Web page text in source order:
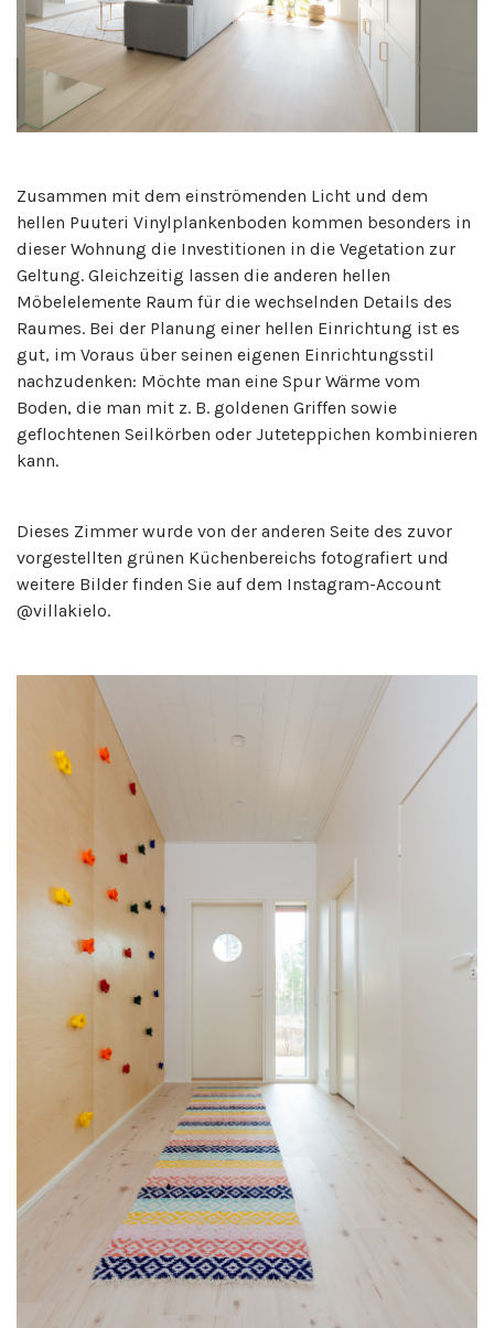
Zusammen mit dem einströmenden Licht und dem
hellen Puuteri Vinylplankenboden kommen besonders in
dieser Wohnung die Investitionen in die Vegetation zur
Geltung. Gleichzeitig lassen die anderen hellen
Möbelelemente Raum für die wechselnden Details des
Raumes. Bei der Planung einer hellen Einrichtung ist es
gut, im Voraus über seinen eigenen Einrichtungsstil
nachzudenken: Möchte man eine Spur Wärme vom
Boden, die man mit z. B. goldenen Griffen sowie
geflochtenen Seilkörben oder Juteteppichen kombinieren
kann.
Dieses Zimmer wurde von der anderen Seite des zuvor
vorgestellten grünen Küchenbereichs fotografiert und
weitere Bilder finden Sie auf dem Instagram-Account
@villakielo.